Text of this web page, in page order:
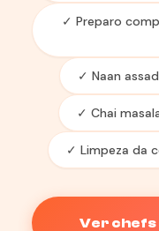
✓ Preparo
✓ Naan
✓ Chai
✓ Limpeza da
Ver chefs